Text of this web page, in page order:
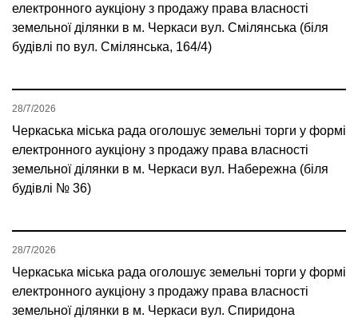
електронного аукціону з продажу права власності
земельної ділянки в м. Черкаси вул. Смілянська (біля
будівлі по вул. Смілянська, 164/4)
Черкаська міська рада оголошує земельні торги у формі
електронного аукціону з продажу права власності
земельної ділянки в м. Черкаси вул. Набережна (біля
будівлі № 36)
28/7/2026
Черкаська міська рада оголошує земельні торги у формі
електронного аукціону з продажу права власності
земельної ділянки в м. Черкаси вул. Спиридона
28/7/2026